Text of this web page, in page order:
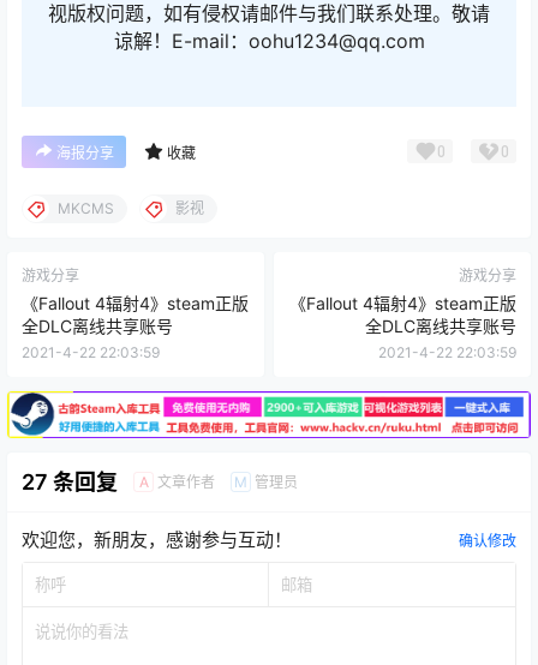
视版权问题，如有侵权请邮件与我们联系处理。敬请
谅解！E-mail：oohu1234@qq.com
海报分享 收藏 0 0
MKCMS 影视
游戏分享
《Fallout 4辐射4》steam正版
全DLC离线共享账号
2021-4-22 22:03:59
游戏分享
《Fallout 4辐射4》steam正版
全DLC离线共享账号
2021-4-22 22:03:59
27 条回复 A 文章作者 M 管理员
欢迎您，新朋友，感谢参与互动！ 确认修改